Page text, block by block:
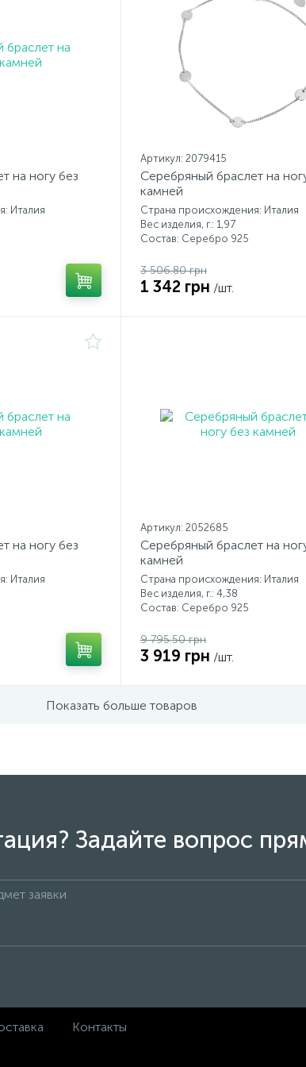
на ногу без
Италия
Артикул: 2079415
Серебряный браслет на
камней
Страна происхождения: Италия
Вес изделия, г.: 1,97
Состав: Серебро 925
3 506.80 грн
1 342 грн /шт.
на ногу без
Италия
Артикул: 2052685
Серебряный браслет на
камней
Страна происхождения: Италия
Вес изделия, г.: 4,38
Состав: Серебро 925
9 795.50 грн
3 919 грн /шт.
Показать больше товаров
Задайте вопрос
Контакты